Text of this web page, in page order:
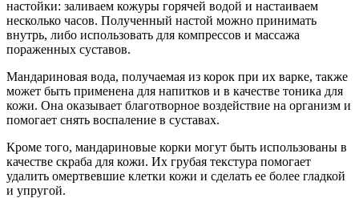
настойки: заливаем кожуры горячей водой и настаиваем
несколько часов. Полученный настой можно принимать
внутрь, либо использовать для компрессов и массажа
пораженных суставов.
Мандариновая вода, получаемая из корок при их варке, также
может быть применена для напитков и в качестве тоника для
кожи. Она оказывает благотворное воздействие на организм и
помогает снять воспаление в суставах.
Кроме того, мандариновые корки могут быть использованы в
качестве скраба для кожи. Их грубая текстура помогает
удалить омертвевшие клетки кожи и сделать ее более гладкой
и упругой.